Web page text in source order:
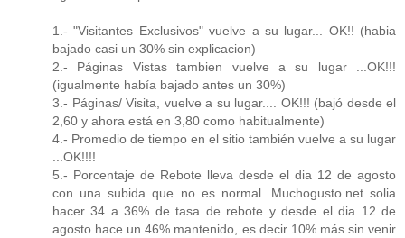
1.- "Visitantes Exclusivos" vuelve a su lugar... OK!! (habia
bajado casi un 30% sin explicacion)
2.- Páginas Vistas tambien vuelve a su lugar ...OK!!!
(igualmente había bajado antes un 30%)
3.- Páginas/ Visita, vuelve a su lugar.... OK!!! (bajó desde el
2,60 y ahora está en 3,80 como habitualmente)
4.- Promedio de tiempo en el sitio también vuelve a su lugar
...OK!!!!
5.- Porcentaje de Rebote lleva desde el dia 12 de agosto
con una subida que no es normal. Muchogusto.net solia
hacer 34 a 36% de tasa de rebote y desde el dia 12 de
agosto hace un 46% mantenido, es decir 10% más sin venir